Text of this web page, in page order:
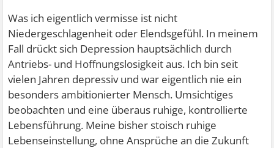
Was ich eigentlich vermisse ist nicht
Niedergeschlagenheit oder Elendsgefühl. In meinem
Fall drückt sich Depression hauptsächlich durch
Antriebs- und Hoffnungslosigkeit aus. Ich bin seit
vielen Jahren depressiv und war eigentlich nie ein
besonders ambitionierter Mensch. Umsichtiges
beobachten und eine überaus ruhige, kontrollierte
Lebensführung. Meine bisher stoisch ruhige
Lebenseinstellung, ohne Ansprüche an die Zukunft